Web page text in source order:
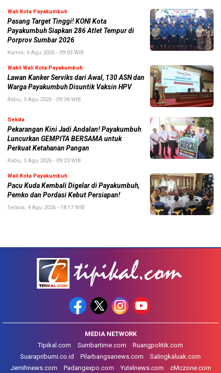
Wali Kota Payakumbuh
Pasang Target Tinggi! KONI Kota
Payakumbuh Siapkan 286 Atlet Tempur di
Porprov Sumbar 2026
Kamis, 6 Agu 2026 - 09:05 WIB
Wakil Wali Kota Payakumbuh
Lawan Kanker Serviks dari Awal, 130 ASN dan
Warga Payakumbuh Disuntik Vaksin HPV
Rabu, 5 Agu 2026 - 09:34 WIB
Sekda
Pekarangan Kini Jadi Andalan! Payakumbuh
Luncurkan GEMPITA BERSAMA untuk
Perkuat Ketahanan Pangan
Rabu, 5 Agu 2026 - 09:23 WIB
Wali Kota Payakumbuh
Pacu Kuda Kembali Digelar di Payakumbuh,
Pemko dan Pordasi Kebut Persiapan!
Selasa, 4 Agu 2026 - 18:17 WIB
MEDIA NETWORK
Tipikal.com
Sumbartime.com
Ruangpolitik.com
Suarapribumi.co.id
Pilarbangsanews.com
Salingkaluak.com
Jernihnews.com
Padangexpo.com Yutelnews.com cMczone.com